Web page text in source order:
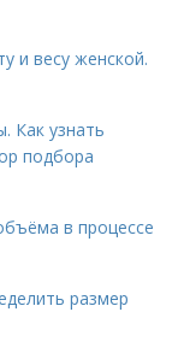
и весу женской.
Как узнать
подбора
в процессе
размер